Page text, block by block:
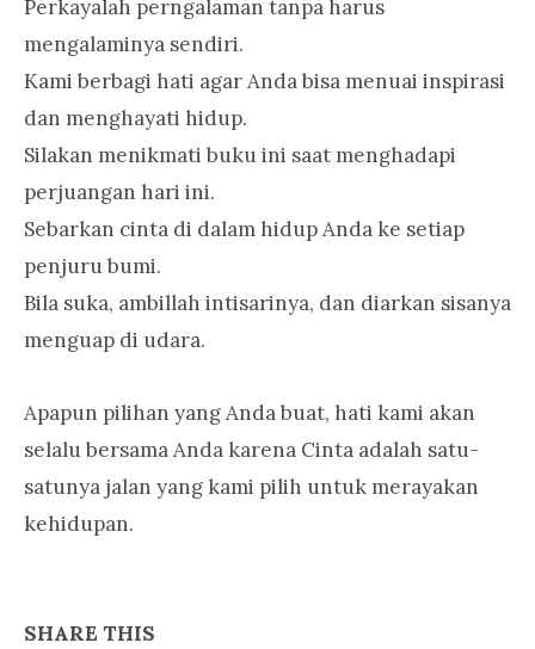
Perkayalah perngalaman tanpa harus
mengalaminya sendiri.
Kami berbagi hati agar Anda bisa menuai inspirasi
dan menghayati hidup.
Silakan menikmati buku ini saat menghadapi
perjuangan hari ini.
Sebarkan cinta di dalam hidup Anda ke setiap
penjuru bumi.
Bila suka, ambillah intisarinya, dan diarkan sisanya
menguap di udara.
Apapun pilihan yang Anda buat, hati kami akan
selalu bersama Anda karena Cinta adalah satu-
satunya jalan yang kami pilih untuk merayakan
kehidupan.
SHARE THIS